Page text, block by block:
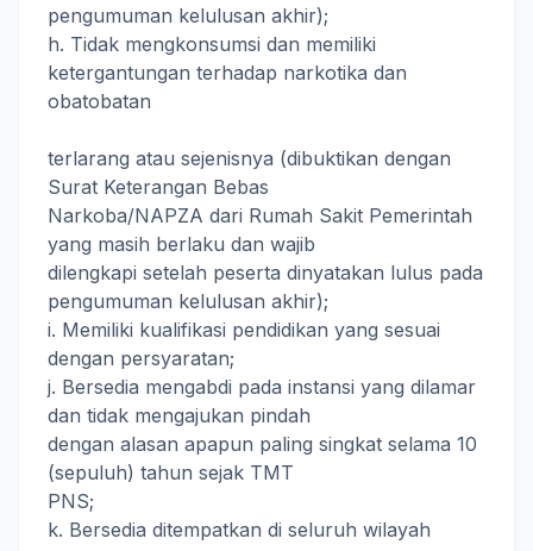
pengumuman kelulusan akhir);
h. Tidak mengkonsumsi dan memiliki
ketergantungan terhadap narkotika dan
obatobatan
terlarang atau sejenisnya (dibuktikan dengan
Surat Keterangan Bebas
Narkoba/NAPZA dari Rumah Sakit Pemerintah
yang masih berlaku dan wajib
dilengkapi setelah peserta dinyatakan lulus pada
pengumuman kelulusan akhir);
i. Memiliki kualifikasi pendidikan yang sesuai
dengan persyaratan;
j. Bersedia mengabdi pada instansi yang dilamar
dan tidak mengajukan pindah
dengan alasan apapun paling singkat selama 10
(sepuluh) tahun sejak TMT
PNS;
k. Bersedia ditempatkan di seluruh wilayah